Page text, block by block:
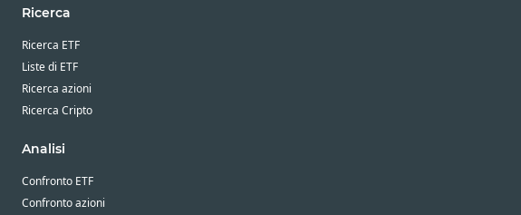
Ricerca
Ricerca ETF
Liste di ETF
Ricerca azioni
Ricerca Cripto
Analisi
Confronto ETF
Confronto azioni